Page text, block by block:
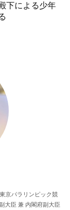
下による少年
京パラリンピック競
大臣 兼 内閣府副大臣